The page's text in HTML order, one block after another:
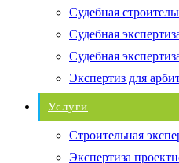
Судебная
Судебная
Судебная
Экспертиз для
Услуги
Строительная
Экспертиза